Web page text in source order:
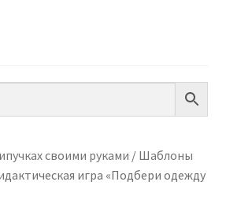
меню
меню
своими руками / Шаблоны
игра «Подбери одежду